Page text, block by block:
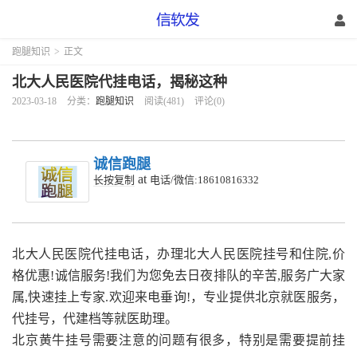
跑腿知识 > 正文
北大人民医院代挂电话，揭秘这种
2023-03-18 分类： 跑腿知识 阅读(481) 评论(0)
诚信跑腿
长按复制 at 电话/微信:18610816332
北大人民医院代挂电话， 办理北大人民医院挂号和住院,价
格优惠!诚信服务!我们为您免去日夜排队的辛苦,服务广大家
属,快速挂上专家.欢迎来电垂询!，专业提供北京就医服务，
代挂号，代建档等就医助理。
北京黄牛挂号需要注意的问题有很多，特别是需要提前挂